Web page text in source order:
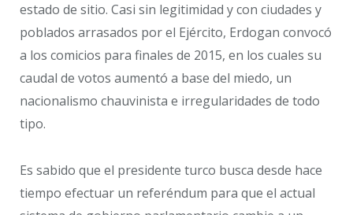
estado de sitio. Casi sin legitimidad y con ciudades y
poblados arrasados por el Ejército, Erdogan convocó
a los comicios para finales de 2015, en los cuales su
caudal de votos aumentó a base del miedo, un
nacionalismo chauvinista e irregularidades de todo
tipo.
Es sabido que el presidente turco busca desde hace
tiempo efectuar un referéndum para que el actual